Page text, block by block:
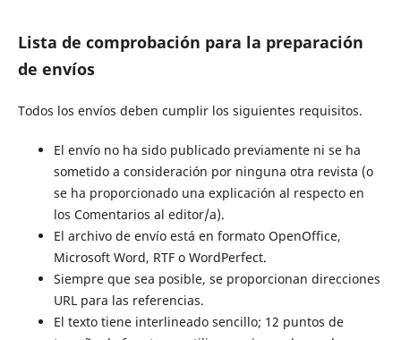
Lista de comprobación para la preparación
de envíos
Todos los envíos deben cumplir los siguientes requisitos.
El envío no ha sido publicado previamente ni se ha
sometido a consideración por ninguna otra revista (o
se ha proporcionado una explicación al respecto en
los Comentarios al editor/a).
El archivo de envío está en formato OpenOffice,
Microsoft Word, RTF o WordPerfect.
Siempre que sea posible, se proporcionan direcciones
URL para las referencias.
El texto tiene interlineado sencillo; 12 puntos de